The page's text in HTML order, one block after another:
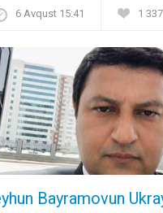
6 Avqust 15:41 1 337
Bayramovun